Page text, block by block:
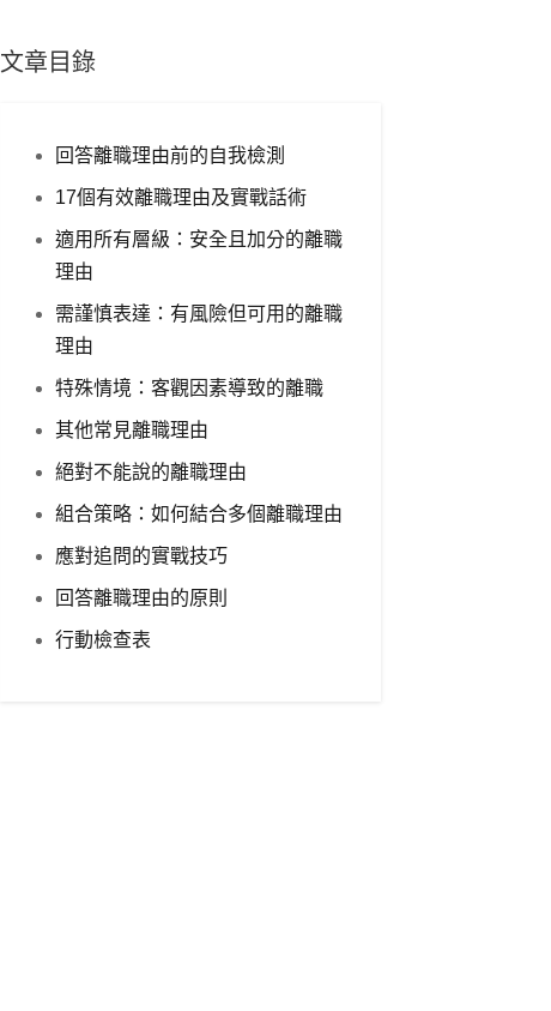
文章目錄
回答離職理由前的自我檢測
17個有效離職理由及實戰話術
適用所有層級：安全且加分的離職
理由
需謹慎表達：有風險但可用的離職
理由
特殊情境：客觀因素導致的離職
其他常見離職理由
絕對不能說的離職理由
組合策略：如何結合多個離職理由
應對追問的實戰技巧
回答離職理由的原則
行動檢查表